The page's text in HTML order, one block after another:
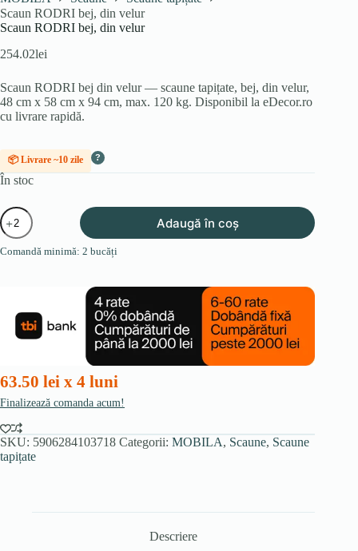
Scaun RODRI bej, din velur
Scaun RODRI bej, din velur
254.02lei
Scaun RODRI bej din velur — scaune tapițate, bej, din velur,
48 cm x 58 cm x 94 cm, max. 120 kg. Disponibil la eDecor.ro
cu livrare rapidă.
📦 Livrare ~10 zile ?
În stoc
Cantitate
Scaun
RODRI
bej,
Adaugă în coș
Comandă minimă: 2 bucăți
63.50 lei x 4 luni
Finalizează comanda acum!
SKU: 5906284103718 Categorii: MOBILA, Scaune, Scaune
tapițate
Descriere